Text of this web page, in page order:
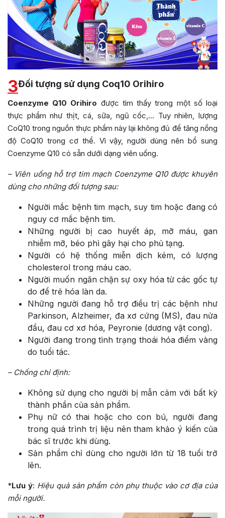
3Đối tượng sử dụng Coq10 Orihiro
Coenzyme Q10 Orihiro được tìm thấy trong một số loại
thực phẩm như thịt, cá, sữa, ngũ cốc,… Tuy nhiên, lượng
CoQ10 trong nguồn thực phẩm này lại không đủ để tăng nồng
độ CoQ10 trong cơ thể. Vì vậy, người dùng nên bổ sung
Coenzyme Q10 có sẵn dưới dạng viên uống.
– Viên uống hỗ trợ tim mạch Coenzyme Q10 được khuyên
dùng cho những đối tượng sau:
Người mắc bệnh tim mạch, suy tim hoặc đang có
nguy cơ mắc bệnh tim.
Những người bị cao huyết áp, mỡ máu, gan
nhiễm mỡ, béo phì gây hại cho phủ tạng.
Người có hệ thống miễn dịch kém, có lượng
cholesterol trong máu cao.
Người muốn ngăn chặn sự oxy hóa từ các gốc tự
do để trẻ hóa làn da.
Những người đang hỗ trợ điều trị các bệnh như
Parkinson, Alzheimer, đa xơ cứng (MS), đau nửa
đầu, đau cơ xơ hóa, Peyronie (dương vật cong).
Người đang trong tình trạng thoái hóa điểm vàng
do tuổi tác.
– Chống chỉ định:
Không sử dụng cho người bị mẫn cảm với bất kỳ
thành phần của sản phẩm.
Phụ nữ có thai hoặc cho con bú, người đang
trong quá trình trị liệu nên tham khảo ý kiến của
bác sĩ trước khi dùng.
Sản phẩm chỉ dùng cho người lớn từ 18 tuổi trở
lên.
*Lưu ý: Hiệu quả sản phẩm còn phụ thuộc vào cơ địa của
mỗi người.